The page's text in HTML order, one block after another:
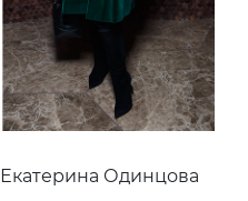
Екатерина Одинцова